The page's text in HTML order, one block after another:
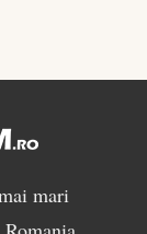
mari